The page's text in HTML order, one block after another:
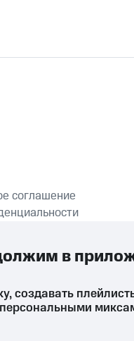
ПРИЛОЖЕНИЕ
соглашение
создавать